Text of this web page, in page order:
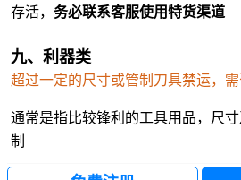
存活， 务必联系客服使用特货渠道
九、利器类
超过一定的尺寸或管制刀具禁运，
通常是指比较锋利的工具用品，尺
制